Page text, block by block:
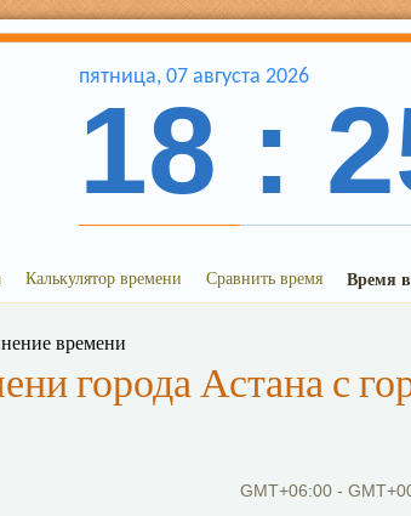
пятница, 07 августа 2026
18 :
Калькулятор времени Сравнить время Время
времени
города Астана с
GMT+06:00 -